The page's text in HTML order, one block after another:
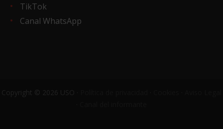
TikTok
Canal WhatsApp
Copyright © 2026 USO ·